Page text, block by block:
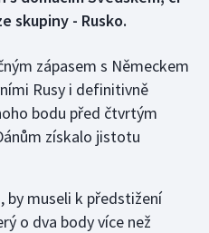
skupiny - Rusko.
zápasem s Německem
Rusy i definitivně
bodu před čtvrtým
získalo jistotu
by museli k předstižení
o dva body více než